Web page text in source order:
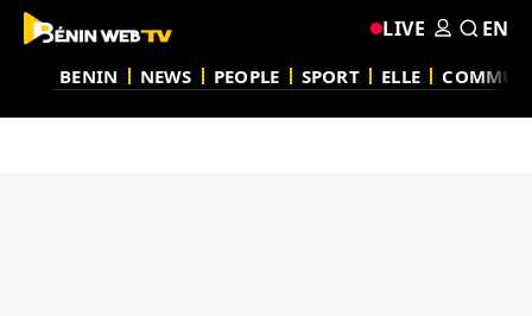
BENIN NEWS PEOPLE SPORT ELLE
LIVE EN